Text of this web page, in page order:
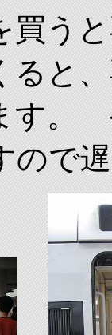
買う
ると
す。
ので